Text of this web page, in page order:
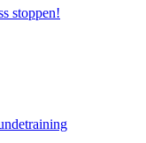
stoppen!